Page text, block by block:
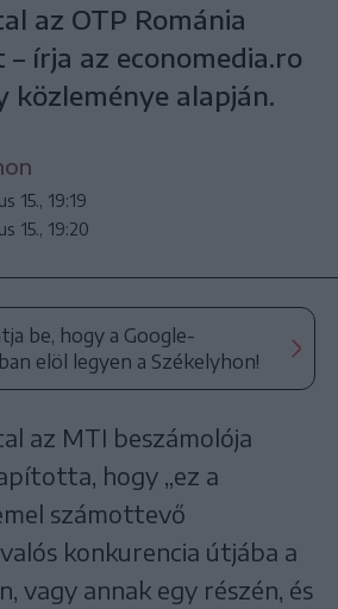
az OTP Románia
írja az economedia.ro
közleménye alapján.
15., 19:19
15., 19:20
be, hogy a Google-
elöl legyen a Székelyhon!
az MTI beszámolója
hogy „ez a
számottevő
konkurencia útjába a
vagy annak egy részén, és